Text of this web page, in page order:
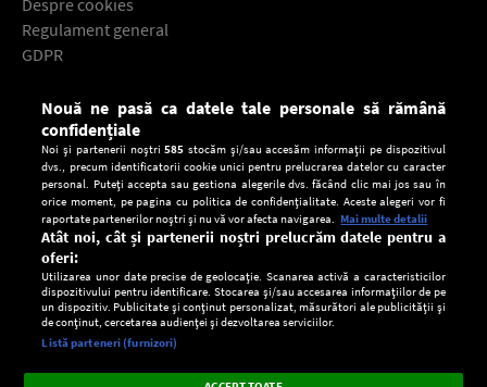
Regulament general
GDPR
Descarcă gratuit aplicaţia Europa FM pentru smartphone:
Setări:
Dark
Radio live, podcasturi, știri și alerte
Nouă ne pasă ca datele tale personale să rămână
confidențiale
Noi și partenerii noștri585 stocăm și/sau accesăm informații pe dispozitivul
dvs., precum identificatorii cookie unici pentru prelucrarea datelor cu caracter
personal. Puteți accepta sau gestiona alegerile dvs. făcând clic mai jos sau în
orice moment, pe pagina cu politica de confidențialitate. Aceste alegeri vor fi
raportate partenerilor noștri și nu vă vor afecta navigarea. Mai multe detalii
Atât noi, cât și partenerii noștri prelucrăm datele pentru a
oferi:
Utilizarea unor date precise de geolocație. Scanarea activă a caracteristicilor
dispozitivului pentru identificare. Stocarea și/sau accesarea informațiilor de pe
un dispozitiv. Publicitate și conținut personalizat, măsurători ale publicității și
de conținut, cercetarea audienței și dezvoltarea serviciilor.
Listă parteneri (furnizori)